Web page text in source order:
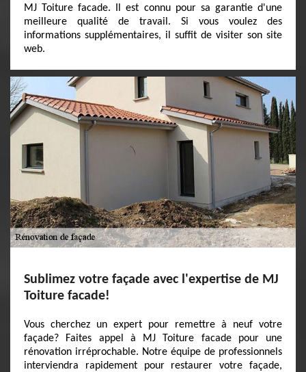
MJ Toiture facade. Il est connu pour sa garantie d'une
meilleure qualité de travail. Si vous voulez des
informations supplémentaires, il suffit de visiter son site
web.
Sublimez votre façade avec l'expertise de MJ
Toiture facade!
Vous cherchez un expert pour remettre à neuf votre
façade? Faites appel à MJ Toiture facade pour une
rénovation irréprochable. Notre équipe de professionnels
interviendra rapidement pour restaurer votre façade,